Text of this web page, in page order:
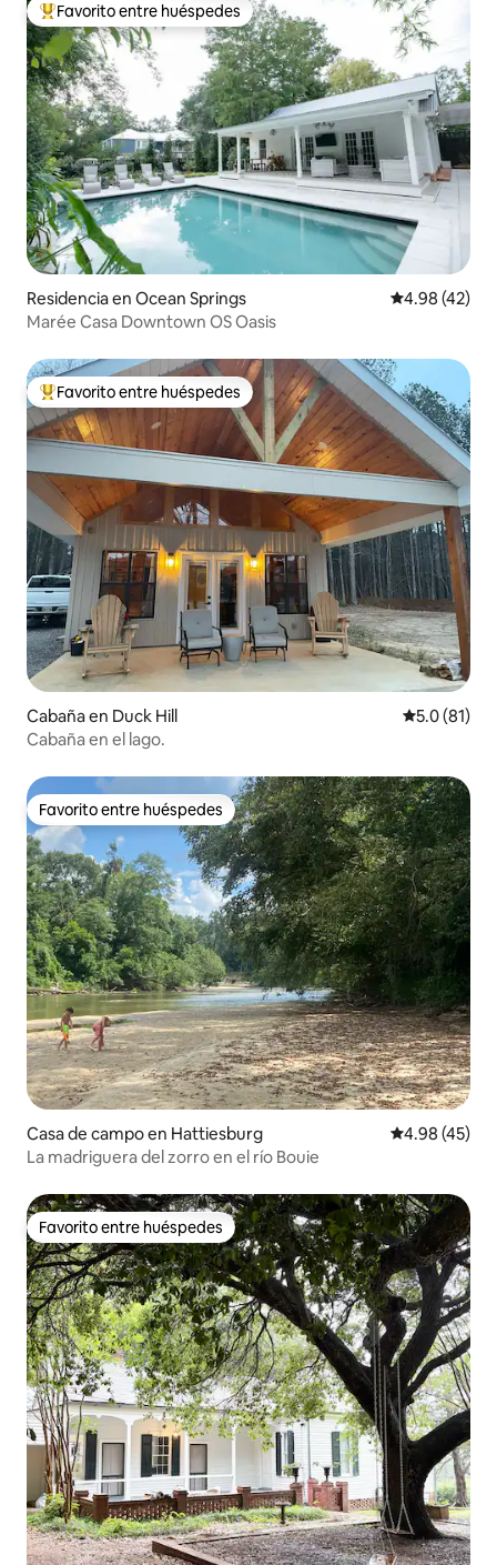
De los mejores en Favorito entre huéspedes
Favorito entre huéspedes
Residencia en Ocean Springs Calificación
4.98 (42)
Marée Casa Downtown OS Oasis
De los mejores en Favorito entre huéspedes
Favorito entre huéspedes
Cabaña en Duck Hill Calificación
5.0 (81)
Cabaña en el lago.
Favorito entre huéspedes
Favorito entre huéspedes
Casa de campo en Hattiesburg Calificación
4.98 (45)
La madriguera del zorro en el río Bouie
Favorito entre huéspedes
Favorito entre huéspedes